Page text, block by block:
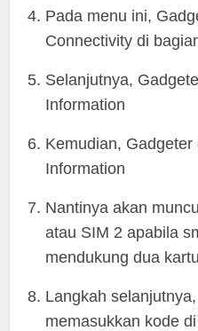
Pada menu ini,
Connectivity di
Selanjutnya,
Information
Kemudian,
Information
Nantinya akan
atau SIM 2 apabila
mendukung dua
Langkah
memasukkan kode